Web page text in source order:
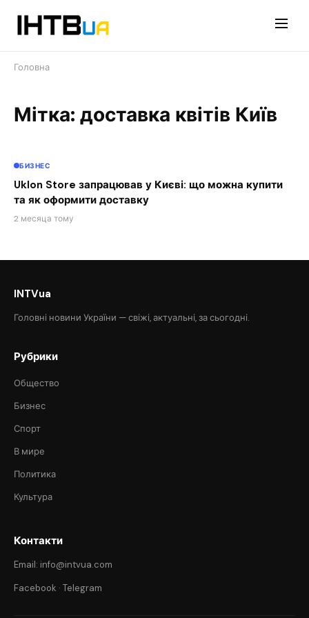
Головна
Мітка: доставка квітів Київ
БИЗНЕС
Uklon Store запрацював у Києві: що можна купити
та як оформити доставку
2 месяца тому
INTVua
Головні новини України — свіжі, актуальні, за сьогодні.
Рубрики
Общество
Бизнес
Спорт
В мире
Политика
Культура
Контакти
Email: info@intvua.com
Facebook · Telegram